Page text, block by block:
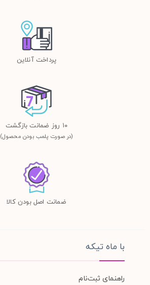
پرداخت آنلاین
١٠ روز ضمانت بازگشت
(در صورت پلمب بودن محصول)
ضمانت اصل بودن کالا
با ماه تیکه
راهنمای ثبت‌نام